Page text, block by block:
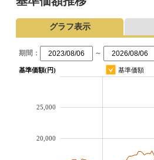
グラフ表示
期間： ～
基準価額(円) 基準価額
20,000
25,000